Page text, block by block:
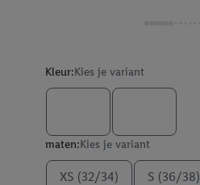
Kleur:Kies je variant
maten:Kies je variant
XS (32/34) S (36/38)